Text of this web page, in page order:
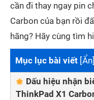
cần đi thay ngay pin
Carbon của bạn rồi
hãng? Hãy cùng tìm
Mục lục bài viết [Ẩn]
Dấu hiệu nhận
ThinkPad X1